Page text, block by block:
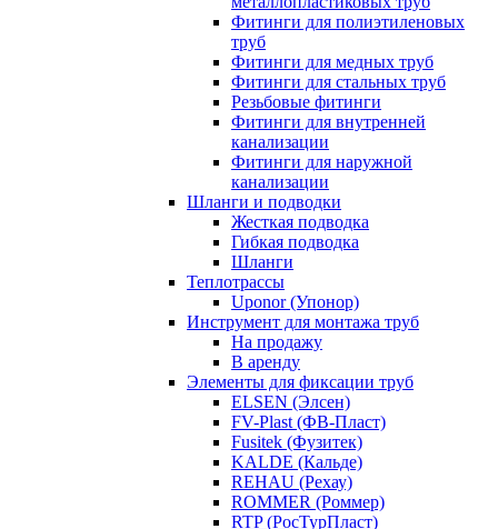
Фитинги для полиэтиленовых
труб
Фитинги для медных труб
Фитинги для стальных труб
Резьбовые фитинги
Фитинги для внутренней
канализации
Фитинги для наружной
канализации
Шланги и подводки
Жесткая подводка
Гибкая подводка
Шланги
Теплотрассы
Uponor (Упонор)
Инструмент для монтажа труб
На продажу
В аренду
Элементы для фиксации труб
ELSEN (Элсен)
FV-Plast (ФВ-Пласт)
Fusitek (Фузитек)
KALDE (Кальде)
REHAU (Рехау)
ROMMER (Роммер)
RTP (РосТурПласт)